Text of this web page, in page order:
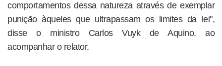
comportamentos dessa natureza através de exemplar
punição àqueles que ultrapassam os limites da lei",
disse o ministro Carlos Vuyk de Aquino, ao
acompanhar o relator.